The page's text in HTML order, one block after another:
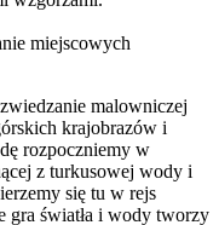
miejscowych
malowniczej
krajobrazów i
rozpoczniemy w
z turkusowej wody i
się tu w rejs
gra światła i wody tworzy